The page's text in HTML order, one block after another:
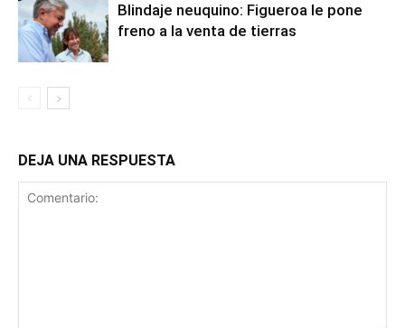
Blindaje neuquino: Figueroa le pone
freno a la venta de tierras
DEJA UNA RESPUESTA